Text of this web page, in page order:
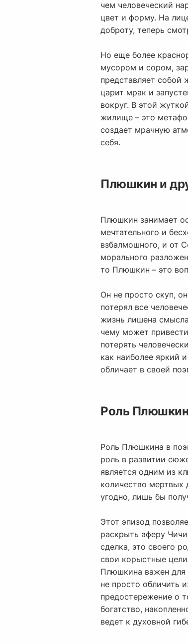
чем человеческий
цвет и форму. На
доброту, теперь
Но еще более
мусором и сором,
представляет собой
царит мрак и
вокруг. В этой
жилище – это
создает мрачную
себя.
Плюшкин и
Плюшкин занимает
мечтательного и
взбалмошного, и от
морального
то Плюшкин – это
Он не просто скуп,
потерял все
жизнь лишена
чему может
потерять
как наиболее яркий
обличает в своей
Роль
Роль Плюшкина в
роль в развитии
является одним из
количество мертвых
угодно, лишь бы
Этот эпизод
раскрыть аферу
сделка, это своего
свои корыстные
Плюшкина важен для
не просто обличить
предостережение о
богатство,
ведет к духовной